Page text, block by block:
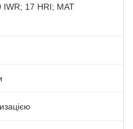
IWR; 17 HRI; MAT